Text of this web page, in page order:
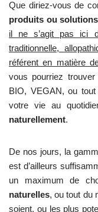
Que diriez-vous de
produits ou
il ne s’agit pas ici
traditionnelle,
référent en matière
vous pourriez
BIO, VEGAN, ou
votre vie au
naturellement.
De nos jours, la
est d’ailleurs
un maximum de
naturelles, ou tout du
soient, ou les plus